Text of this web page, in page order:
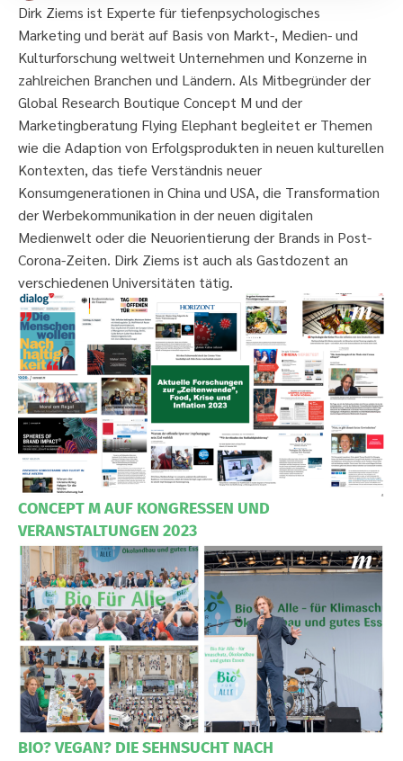
Dirk Ziems ist Experte für tiefenpsychologisches
Marketing und berät auf Basis von Markt-, Medien- und
Kulturforschung weltweit Unternehmen und Konzerne in
zahlreichen Branchen und Ländern. Als Mitbegründer der
Global Research Boutique Concept M und der
Marketingberatung Flying Elephant begleitet er Themen
wie die Adaption von Erfolgsprodukten in neuen kulturellen
Kontexten, das tiefe Verständnis neuer
Konsumgenerationen in China und USA, die Transformation
der Werbekommunikation in der neuen digitalen
Medienwelt oder die Neuorientierung der Brands in Post-
Corona-Zeiten. Dirk Ziems ist auch als Gastdozent an
verschiedenen Universitäten tätig.
CONCEPT M AUF KONGRESSEN UND
VERANSTALTUNGEN 2023
BIO? VEGAN? DIE SEHNSUCHT NACH